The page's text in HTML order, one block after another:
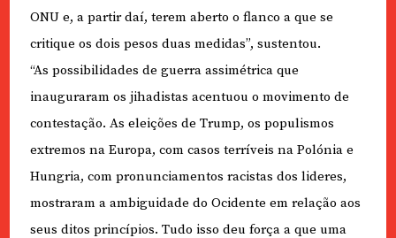
ONU e, a partir daí, terem aberto o flanco a que se
critique os dois pesos duas medidas”, sustentou.
“As possibilidades de guerra assimétrica que
inauguraram os jihadistas acentuou o movimento de
contestação. As eleições de Trump, os populismos
extremos na Europa, com casos terríveis na Polónia e
Hungria, com pronunciamentos racistas dos lideres,
mostraram a ambiguidade do Ocidente em relação aos
seus ditos princípios. Tudo isso deu força a que uma